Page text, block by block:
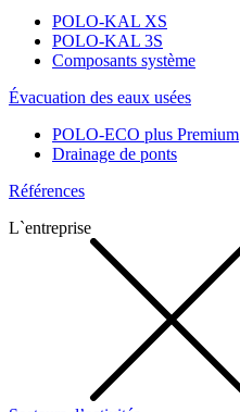
POLO-KAL XS
POLO-KAL 3S
Composants système
Évacuation des eaux usées
POLO-ECO plus Premium
Drainage de ponts
Références
L`entreprise